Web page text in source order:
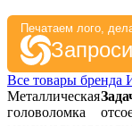
Печатаем лого,
Все товары бренда
Металлическая
головоломка